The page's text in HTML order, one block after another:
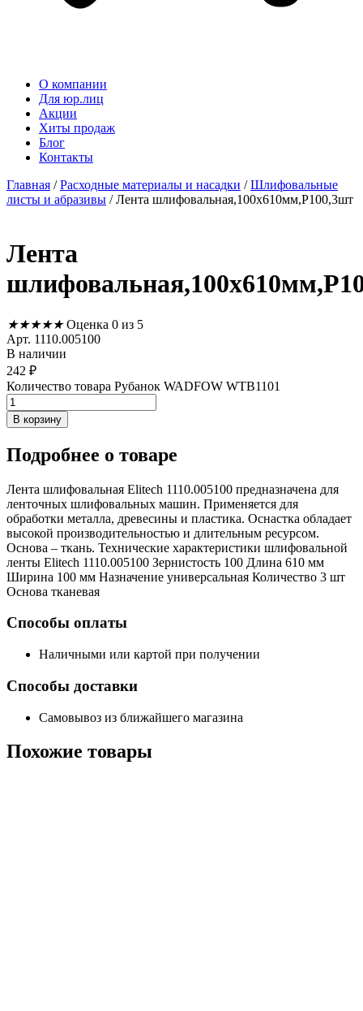
О компании
Для юр.лиц
Акции
Хиты продаж
Блог
Контакты
Главная /Расходные материалы и насадки /Шлифовальные
листы и абразивы / Лента шлифовальная,100х610мм,P100,3шт
Лента
★★★★★ Оценка 0 из 5
Арт. 1110.005100
В наличии
242 ₽
Количество товара Рубанок WADFOW WTB1101
В корзину
Подробнее о товаре
Лента шлифовальная Elitech 1110.005100 предназначена для
ленточных шлифовальных машин. Применяется для
обработки металла, древесины и пластика. Оснастка обладает
высокой производительностью и длительным ресурсом.
Основа – ткань. Технические характеристики шлифовальной
ленты Elitech 1110.005100 Зернистость 100 Длина 610 мм
Ширина 100 мм Назначение универсальная Количество 3 шт
Основа тканевая
Способы оплаты
Наличными или картой при получении
Способы доставки
Самовывоз из ближайшего магазина
Похожие товары